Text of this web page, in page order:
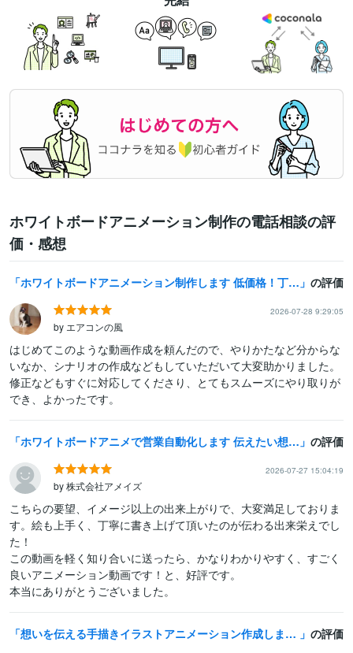
ホワイトボードアニメーション制作の電話相談の評
価・感想
ホワイトボードアニメーション制作します 低価格！丁寧・迅速に対応◎ビジネス・SNS用アニメ♪ の評価
2026-07-28 9:29:05
by エアコンの風
はじめてこのような動画作成を頼んだので、やりかたなど分からな
いなか、シナリオの作成などもしていただいて大変助かりました。
修正などもすぐに対応してくださり、とてもスムーズにやり取りが
でき、よかったです。
ホワイトボードアニメで営業自動化します 伝えたい想いを、伝わるカタチに翻訳しませんか？ の評価
2026-07-27 15:04:19
by 株式会社アメイズ
こちらの要望、イメージ以上の出来上がりで、大変満足しておりま
す。絵も上手く、丁寧に書き上げて頂いたのが伝わる出来栄えでし
た！
この動画を軽く知り合いに送ったら、かなりわかりやすく、すごく
良いアニメーション動画です！と、好評です。
本当にありがとうございました。
想いを伝える手描きイラストアニメーション作成します 温かみあふれる手描きイラストで差別化！原稿作りもお手伝い！ の評価